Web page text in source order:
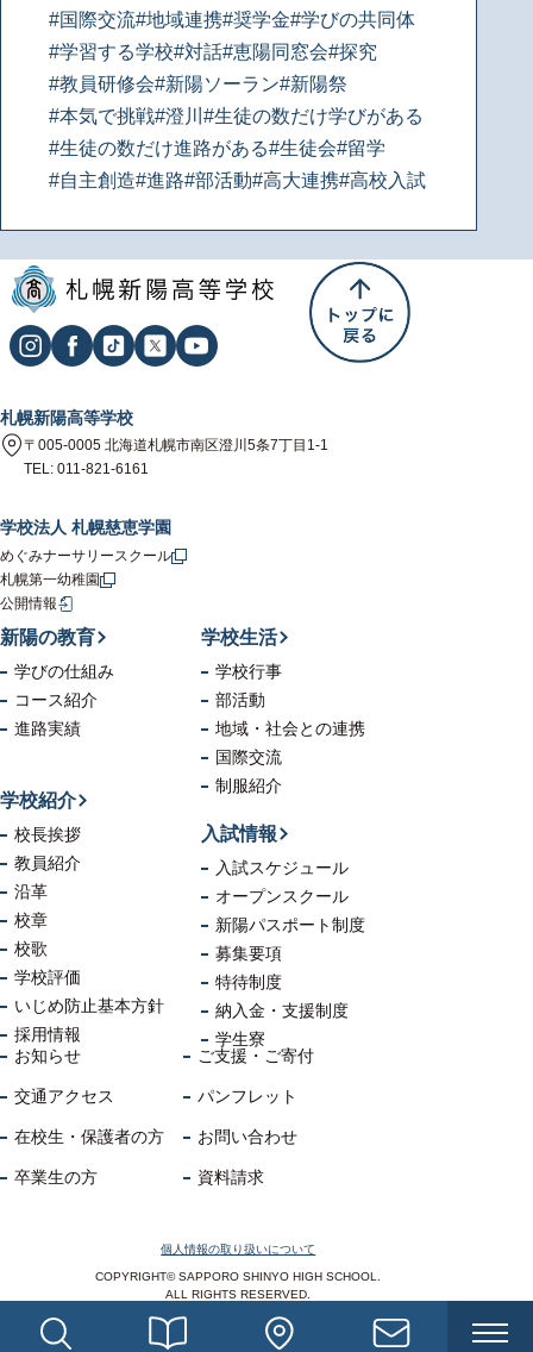
#国際交流#地域連携#奨学金#学びの共同体
#学習する学校#対話#恵陽同窓会#探究
#教員研修会#新陽ソーラン#新陽祭
#本気で挑戦#澄川 #生徒の数だけ学びがある
#生徒の数だけ進路がある#生徒会#留学
#自主創造#進路#部活動#高大連携#高校入試
札幌新陽高等学校
〒005-0005 北海道札幌市南区澄川5条7丁目1-1
TEL: 011-821-6161
学校法人 札幌慈恵学園
めぐみナーサリースクール
札幌第一幼稚園
公開情報
新陽の教育
学びの仕組み
コース紹介
進路実績
学校生活
学校行事
部活動
地域・社会との連携
国際交流
制服紹介
学校紹介
校長挨拶
教員紹介
沿革
校章
校歌
学校評価
いじめ防止基本方針
採用情報
入試情報
入試スケジュール
オープンスクール
新陽パスポート制度
募集要項
特待制度
納入金・支援制度
学生寮
お知らせ
交通アクセス
在校生・保護者の方
卒業生の方
ご支援・ご寄付
パンフレット
お問い合わせ
資料請求
個人情報の取り扱いについて
COPYRIGHT© SAPPORO SHINYO HIGH SCHOOL.
ALL RIGHTS RESERVED.